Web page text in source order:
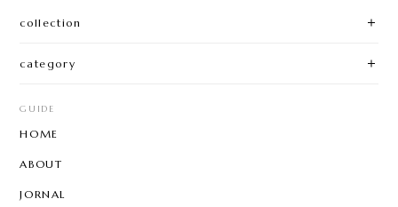
collection
category
GUIDE
HOME
ABOUT
JORNAL